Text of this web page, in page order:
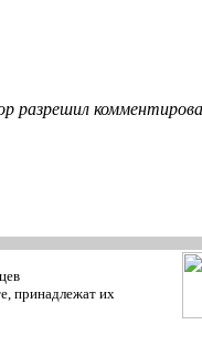
разрешил
принадлежат их